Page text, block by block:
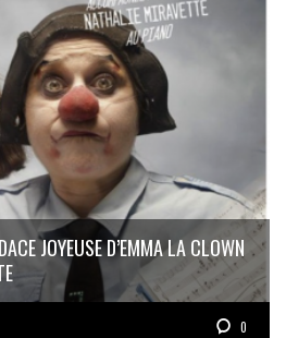
JOYEUSE D’EMMA LA CLOWN
0